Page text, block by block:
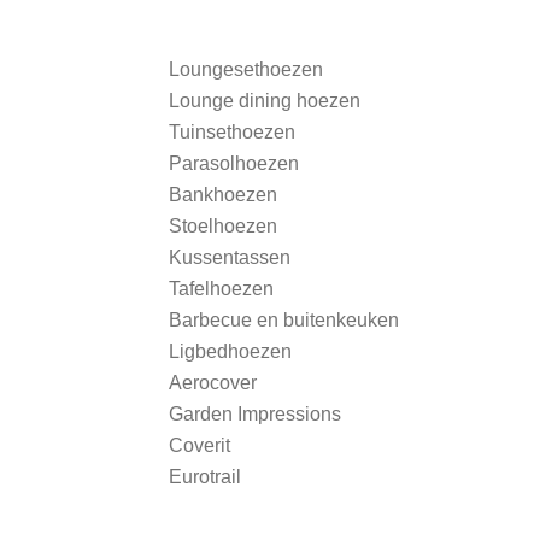
Loungesethoezen
Lounge dining hoezen
Tuinsethoezen
Parasolhoezen
Bankhoezen
Stoelhoezen
Kussentassen
Tafelhoezen
Barbecue en buitenkeuken
Ligbedhoezen
Aerocover
Garden Impressions
Coverit
Eurotrail